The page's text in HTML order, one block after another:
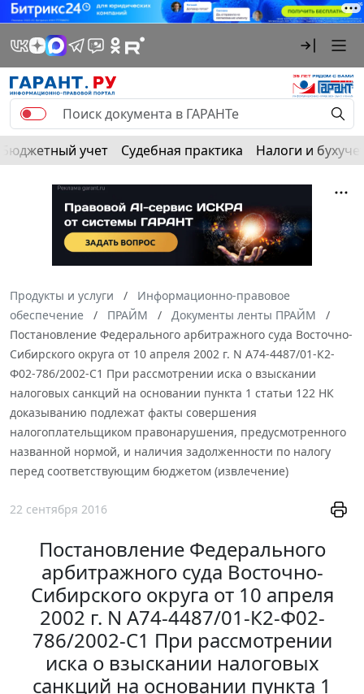
Бюджетный учет Судебная практика Налоги и
Продукты и услуги
Информационно-правовое
обеспечение
ПРАЙМ
Документы ленты ПРАЙМ
Постановление Федерального арбитражного суда Восточно-
Сибирского округа от 10 апреля 2002 г. N А74-4487/01-К2-
Ф02-786/2002-С1 При рассмотрении иска о взыскании
налоговых санкций на основании пункта 1 статьи 122 НК
доказыванию подлежат факты совершения
налогоплательщиком правонарушения, предусмотренного
названной нормой, и наличия задолженности по налогу
перед соответствующим бюджетом (извлечение)
22 сентября 2016
Постановление Федерального
арбитражного суда Восточно-
Сибирского округа от 10 апреля
2002 г. N А74-4487/01-К2-Ф02-
786/2002-С1 При рассмотрении
иска о взыскании налоговых
санкций на основании пункта 1